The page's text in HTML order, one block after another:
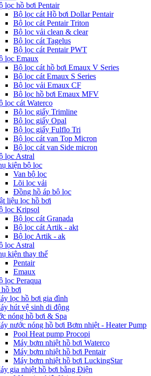
lọc hồ bơi Pentair
Bộ lọc cát Hồ bơi Dollar Pentair
Bộ lọc cát Pentair Triton
Bộ lọc vải clean & clear
Bộ lọc cát Tagelus
Bộ lọc cát Pentair PWT
lọc Emaux
Bộ lọc cát hồ bơi Emaux V Series
Bộ lọc cát Emaux S Series
Bộ lọc vải Emaux CF
Bô lọc hồ bơi Emaux MFV
lọc cát Waterco
Bộ lọc giấy Trimline
Bộ lọc giấy Opal
Bộ lọc giấy Fulflo Tri
Bộ lọc cát van Top Micron
Bộ lọc cát van Side micron
lọc Astral
kiện bộ lọc
Van bộ lọc
Lõi lọc vải
Đồng hồ áp bộ lọc
liệu lọc hồ bơi
lọc Kripsol
Bộ lọc cát Granada
Bộ lọc cát Artik - akt
Bộ lọc Artik - ak
lọc Astral
kiện thay thế
Pentair
Emaux
lọc Peraqua
bơi
lọc hồ bơi gia đình
hút vệ sinh di động
nóng hồ bơi & Spa
nước nóng hồ bơi Bơm nhiệt - Heater Pump
Pool Heat pump Procopi
Máy bơm nhiệt hồ bơi Waterco
Máy bơm nhiệt hồ bơi Pentair
Máy bơm nhiệt hồ bơi LuckingStar
gia nhiệt hồ bơi bằng Điện